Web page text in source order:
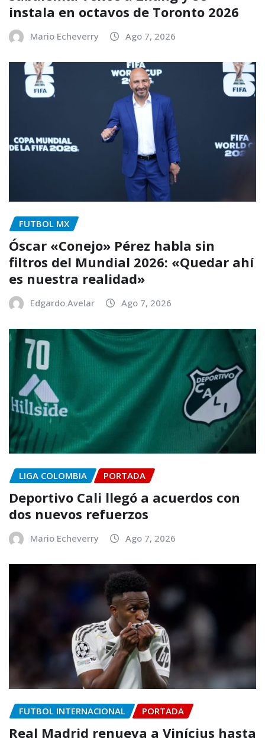
instala en octavos de Toronto 2026
Mario Echeverry Ago 7, 2026
FUTBOL MX
Óscar «Conejo» Pérez habla sin
filtros del Mundial 2026: «Quedar ahí
es nuestra realidad»
Edgardo Avelar Ago 7, 2026
LIGA COLOMBIA PORTADA
Deportivo Cali llegó a acuerdos con
dos nuevos refuerzos
Mario Echeverry Ago 7, 2026
FUTBOL INTERNACIONAL PORTADA
Real Madrid renueva a Vinícius hasta